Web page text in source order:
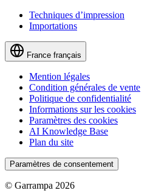
Techniques d’impression
Importations
France français
Mention légales
Condition générales de vente
Politique de confidentialité
Informations sur les cookies
Paramètres des cookies
AI Knowledge Base
Plan du site
Paramètres de consentement
© Garrampa 2026